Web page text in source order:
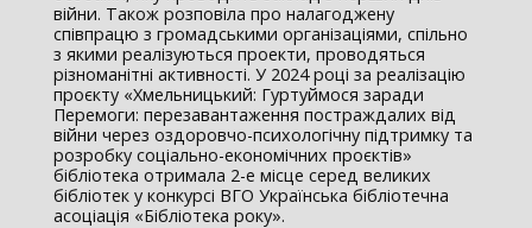
війни. Також розповіла про налагоджену
співпрацю з громадськими організаціями, спільно
з якими реалізуються проекти, проводяться
різноманітні активності. У 2024 році за реалізацію
проєкту «Хмельницький: Гуртуймося заради
Перемоги: перезавантаження постраждалих від
війни через оздоровчо-психологічну підтримку та
розробку соціально-економічних проєктів»
бібліотека отримала 2-е місце серед великих
бібліотек у конкурсі ВГО Українська бібліотечна
асоціація «Бібліотека року».